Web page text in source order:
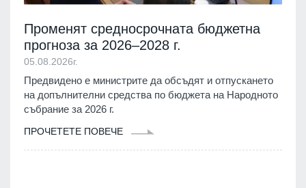
Променят средносрочната бюджетна
прогноза за 2026–2028 г.
05.08.2026г.
Предвидено е министрите да обсъдят и отпускането
на допълнителни средства по бюджета на Народното
събрание за 2026 г.
ПРОЧЕТЕТЕ ПОВЕЧЕ